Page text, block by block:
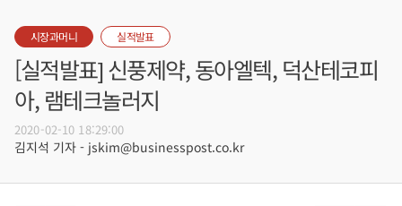
시장과머니 실적발표
[실적발표] 신풍제약, 동아엘텍, 덕산테코피
아, 램테크놀러지
2020-02-10 18:29:00
김지석 기자 - jskim@businesspost.co.kr